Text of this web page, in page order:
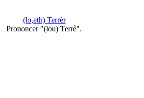
(lo,eth) Terrèr
Prononcer "(lou) Terrè".